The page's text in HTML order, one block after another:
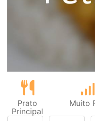
Prato
Principal
Muito